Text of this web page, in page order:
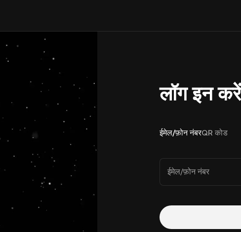
लॉग इन करें
ईमेल/फ़ोन नंबरQR कोड
ईमेल/फ़ोन नंबर